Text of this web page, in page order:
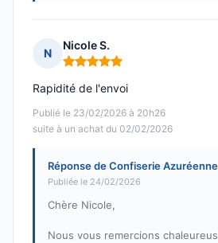
N
Nicole S.
Note : 5 sur 5
Publié le 23/02/2026 à 20h26
suite à un achat du 02/02/2026
Rapidité de l'envoi
Réponse de Confiserie Azuréenne
Publiée le 24/02/2026
Chère Nicole,
Nous vous remercions